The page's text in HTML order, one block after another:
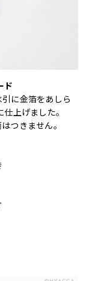
ド
に金箔をあしら
上げました。
つきません。